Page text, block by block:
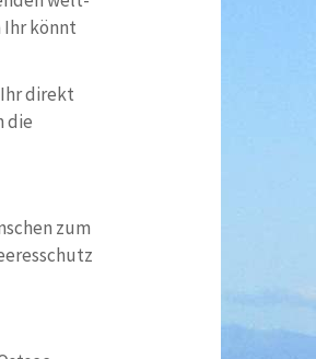
Ihr könnt
direkt
die
zum